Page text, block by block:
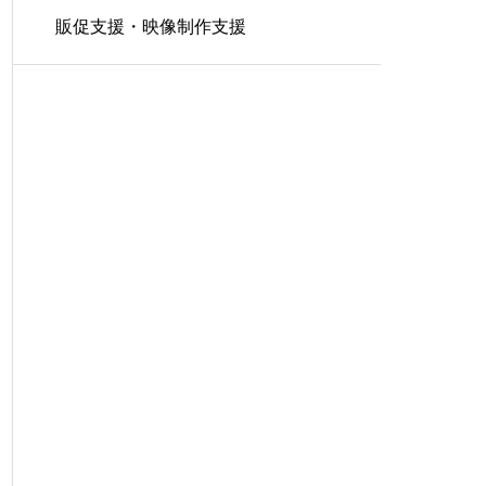
販促支援・映像制作支援